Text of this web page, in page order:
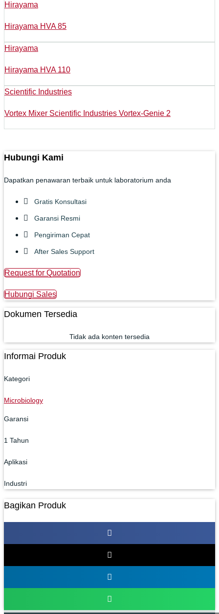
Hirayama
Hirayama HVA 85
Hirayama
Hirayama HVA 110
Scientific Industries
Vortex Mixer Scientific Industries Vortex-Genie 2
Hubungi Kami
Dapatkan penawaran terbaik untuk laboratorium anda
Gratis Konsultasi
Garansi Resmi
Pengiriman Cepat
After Sales Support
Request for Quotation
Hubungi Sales
Dokumen Tersedia
Tidak ada konten tersedia
Informai Produk
Kategori
Microbiology
Garansi
1 Tahun
Aplikasi
Industri
Bagikan Produk